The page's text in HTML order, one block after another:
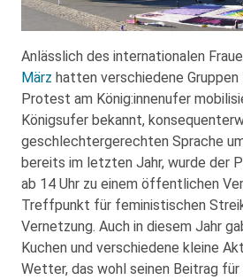
Anlässlich des internationalen
März hatten verschiedene Gruppen
Protest am König:innenufer
Königsufer bekannt,
geschlechtergerechten Sprache
bereits im letzten Jahr, wurde der
ab 14 Uhr zu einem öffentlichen
Treffpunkt für feministischen
Vernetzung. Auch in diesem Jahr
Kuchen und verschiedene kleine
Wetter, das wohl seinen Beitrag